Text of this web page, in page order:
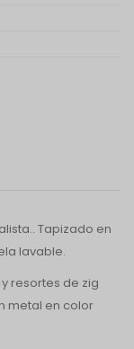
Tapizado en
lavable.
resortes de zig
metal en color